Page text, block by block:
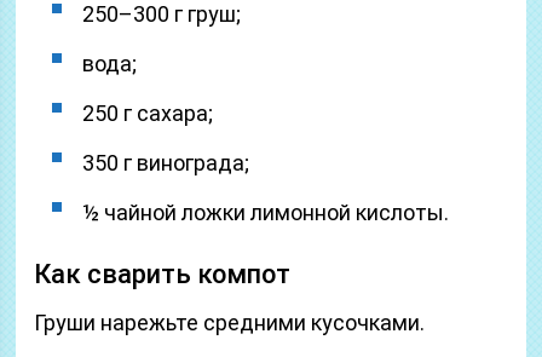
250–300 г груш;
вода;
250 г сахара;
350 г винограда;
½ чайной ложки лимонной кислоты.
Как сварить компот
Груши нарежьте средними кусочками.